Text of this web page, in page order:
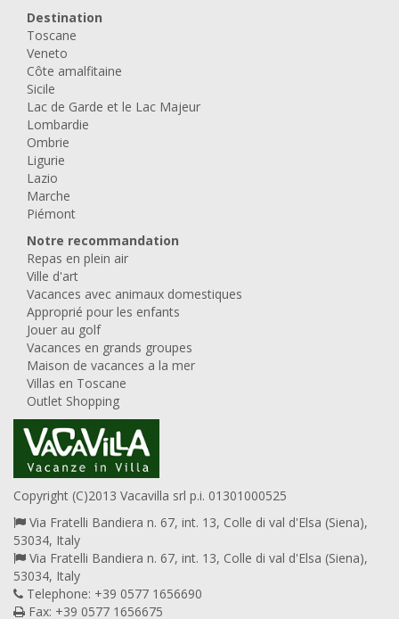
Destination
Toscane
Veneto
Côte amalfitaine
Sicile
Lac de Garde et le Lac Majeur
Lombardie
Ombrie
Ligurie
Lazio
Marche
Piémont
Notre recommandation
Repas en plein air
Ville d'art
Vacances avec animaux domestiques
Approprié pour les enfants
Jouer au golf
Vacances en grands groupes
Maison de vacances a la mer
Villas en Toscane
Outlet Shopping
Copyright (C)2013 Vacavilla srl p.i. 01301000525
Via Fratelli Bandiera n. 67, int. 13, Colle di val d'Elsa (Siena),
53034, Italy
Via Fratelli Bandiera n. 67, int. 13, Colle di val d'Elsa (Siena),
53034, Italy
Telephone: +39 0577 1656690
Fax: +39 0577 1656675